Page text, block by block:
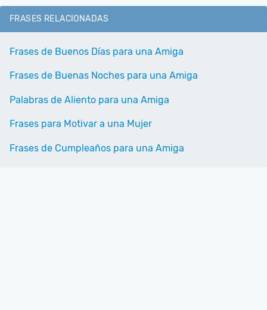
FRASES RELACIONADAS
Frases de Buenos Días para una Amiga
Frases de Buenas Noches para una Amiga
Palabras de Aliento para una Amiga
Frases para Motivar a una Mujer
Frases de Cumpleaños para una Amiga